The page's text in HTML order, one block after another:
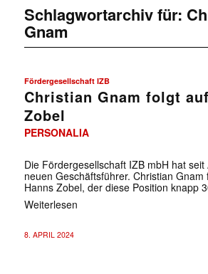
Schlagwortarchiv für:
Gnam
Fördergesellschaft IZB
Christian Gnam folgt
Zobel
PERSONALIA
Die Fördergesellschaft IZB mbH hat
neuen Geschäftsführer. Christian Gnam
Hanns Zobel, der diese Position knapp
Weiterlesen
8. APRIL 2024